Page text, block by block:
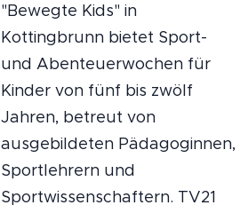
"Bewegte Kids" in
Kottingbrunn bietet Sport-
und Abenteuerwochen für
Kinder von fünf bis zwölf
Jahren, betreut von
ausgebildeten Pädagoginnen,
Sportlehrern und
Sportwissenschaftern. TV21